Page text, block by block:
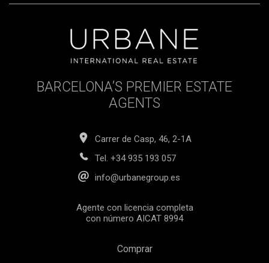
BARCELONA’S PREMIER ESTATE
AGENTS
Carrer de Casp, 46, 2-1A
Tel. +34 935 193 057
info@urbanegroup.es
Agente con licencia completa
con número AICAT 8994
Comprar